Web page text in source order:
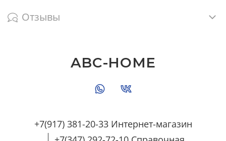
Отзывы
+7(917) 381-20-33 Интернет-магазин
ABC-HOME